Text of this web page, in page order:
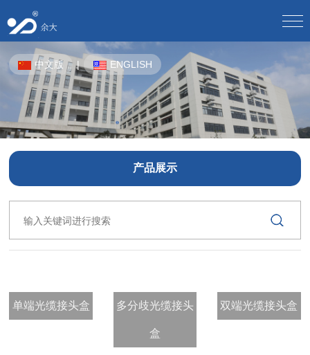
关于我们
公司介绍/
企业文化/ 发展历程/ 荣誉资质/ 厂房设备/
员工风采/ 合作伙伴/
产品中心
CPE-OTN/
波分复用设备/ 地下通信用塑料管材/
光分路器/ 光缆分纤箱/
光纤总配线架MODF/ 宽带接入用综合配线箱/
解决方案
产品解决方案/
产品应用方案/
电子样册下载/
使用说明下载/
新闻动态
中文版 | ENGLISH
产品展示
单端光缆接头盒 多分歧光缆接头
盒
双端光缆接头盒